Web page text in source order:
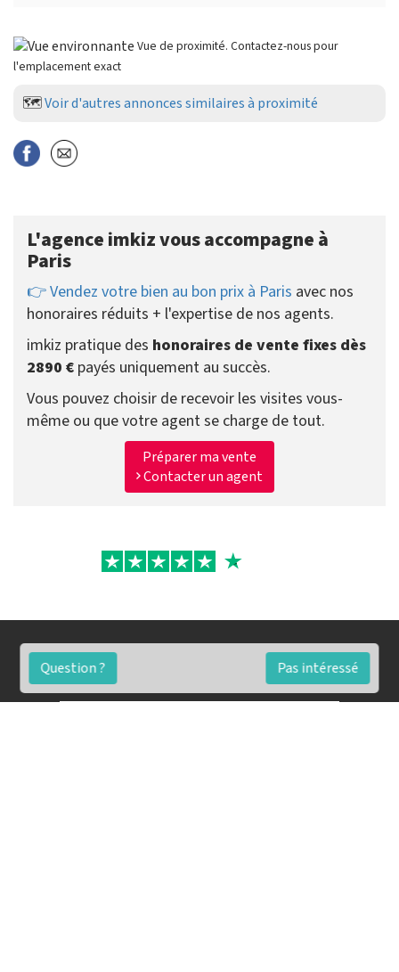
Vue de proximité. Contactez-nous pour
l'emplacement exact
🗺️Voir d'autres annonces similaires à proximité
Question ? Pas intéressé
L'agence imkiz vous accompagne à
Paris
👉 Vendez votre bien au bon prix à Paris avec nos
honoraires réduits + l'expertise de nos agents.
imkiz pratique des honoraires de vente fixes dès
2890 € payés uniquement au succès.
Vous pouvez choisir de recevoir les visites vous-
même ou que votre agent se charge de tout.
Préparer ma vente
Contacter un agent